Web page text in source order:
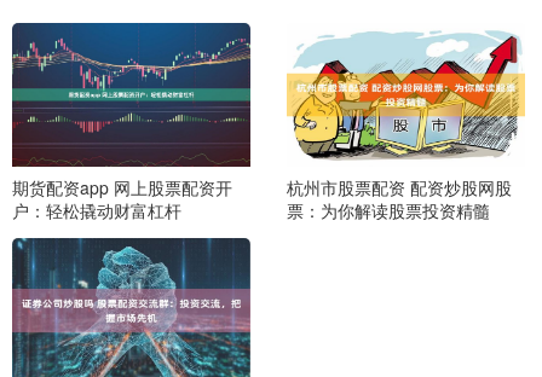
期货配资app 网上股票配资开
户：轻松撬动财富杠杆
杭州市股票配资 配资炒股网股
票：为你解读股票投资精髓